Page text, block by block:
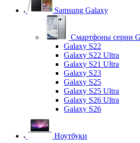
Samsung Galaxy
Смартфоны серии
Galaxy S22
Galaxy S22 Ultra
Galaxy S21 Ultra
Galaxy S23
Galaxy S25
Galaxy S25 Ultra
Galaxy S26 Ultra
Galaxy S26
Ноутбуки